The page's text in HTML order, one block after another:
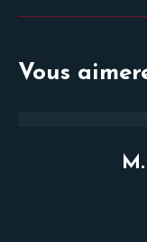
Vous